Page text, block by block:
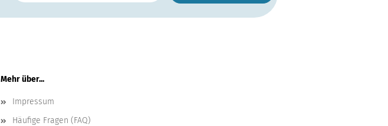
Mehr über...
Impressum
Häufige Fragen (FAQ)